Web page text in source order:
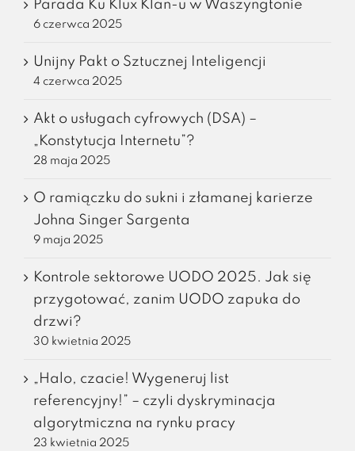
Parada Ku Klux Klan-u w Waszyngtonie
6 czerwca 2025
Unijny Pakt o Sztucznej Inteligencji
4 czerwca 2025
Akt o usługach cyfrowych (DSA) –
„Konstytucja Internetu”?
28 maja 2025
O ramiączku do sukni i złamanej karierze
Johna Singer Sargenta
9 maja 2025
Kontrole sektorowe UODO 2025. Jak się
przygotować, zanim UODO zapuka do
drzwi?
30 kwietnia 2025
„Halo, czacie! Wygeneruj list
referencyjny!” – czyli dyskryminacja
algorytmiczna na rynku pracy
23 kwietnia 2025